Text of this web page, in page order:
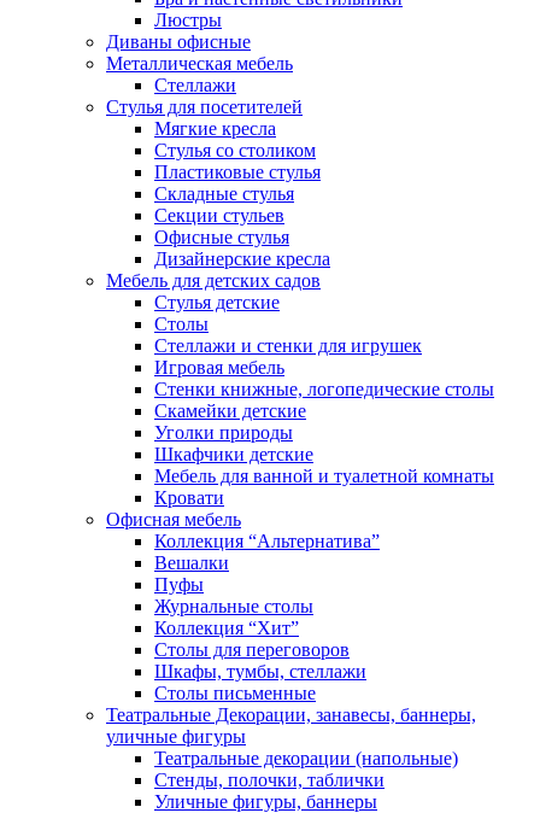
Люстры
Диваны офисные
Металлическая мебель
Стеллажи
Стулья для посетителей
Мягкие кресла
Стулья со столиком
Пластиковые стулья
Складные стулья
Секции стульев
Офисные стулья
Дизайнерские кресла
Мебель для детских садов
Стулья детские
Столы
Стеллажи и стенки для игрушек
Игровая мебель
Стенки книжные, логопедические столы
Скамейки детские
Уголки природы
Шкафчики детские
Мебель для ванной и туалетной комнаты
Кровати
Офисная мебель
Коллекция “Альтернатива”
Вешалки
Пуфы
Журнальные столы
Коллекция “Хит”
Столы для переговоров
Шкафы, тумбы, стеллажи
Столы письменные
Театральные Декорации, занавесы, баннеры,
уличные фигуры
Театральные декорации (напольные)
Стенды, полочки, таблички
Уличные фигуры, баннеры